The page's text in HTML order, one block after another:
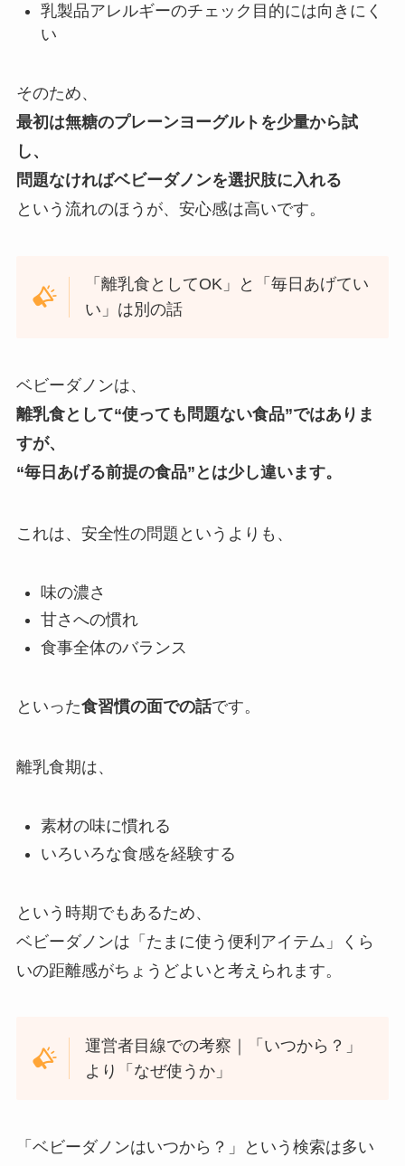
乳製品アレルギーのチェック目的には向きにく
い
そのため、
最初は無糖のプレーンヨーグルトを少量から試
し、
問題なければベビーダノンを選択肢に入れる
という流れのほうが、安心感は高いです。
「離乳食としてOK」と「毎日あげてい
い」は別の話
ベビーダノンは、
離乳食として“使っても問題ない食品”ではありま
すが、
“毎日あげる前提の食品”とは少し違います。
これは、安全性の問題というよりも、
味の濃さ
甘さへの慣れ
食事全体のバランス
といった食習慣の面での話です。
離乳食期は、
素材の味に慣れる
いろいろな食感を経験する
という時期でもあるため、
ベビーダノンは「たまに使う便利アイテム」くら
いの距離感がちょうどよいと考えられます。
運営者目線での考察｜「いつから？」
より「なぜ使うか」
「ベビーダノンはいつから？」という検索は多い